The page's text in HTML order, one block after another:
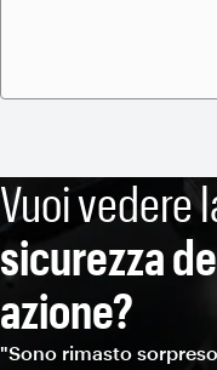
Vuoi vedere
sicurezza
azione?
"Sono rimasto